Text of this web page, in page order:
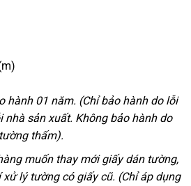
hành 01 năm. (Chỉ bảo hành do lỗi
nhà sản xuất. Không bảo hành do
thấm).
muốn thay mới giấy dán tường,
xử lý tường có giấy cũ. (Chỉ áp dụng